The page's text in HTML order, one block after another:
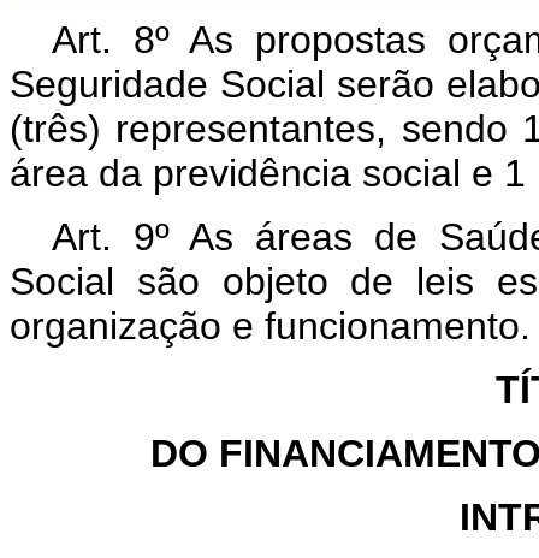
Art. 8º As propostas
Seguridade Social serão
(três) representantes,
área da previdência social e
Art. 9º As áreas de
Social são objeto de leis
organização e funcionamento.
DO